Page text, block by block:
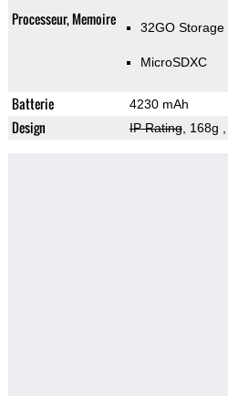
Processeur, Memoire 32GO Storage
MicroSDXC
Batterie 4230 mAh
Design IP Rating, 168g